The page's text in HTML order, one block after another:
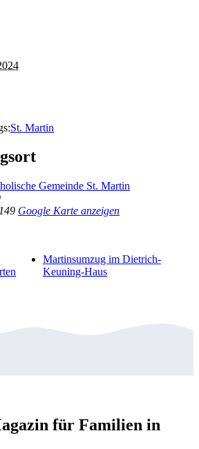
St. Martin
Gemeinde St. Martin
Google Karte anzeigen
Martinsumzug im Dietrich-
Keuning-Haus
für Familien in